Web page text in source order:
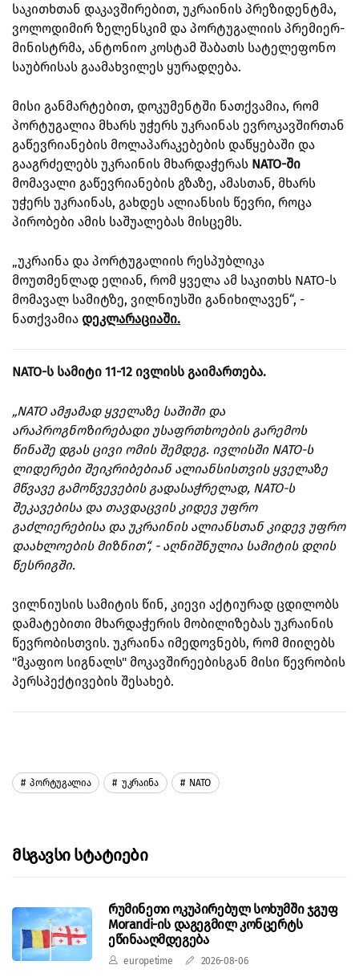
საკითხთან დაკავშირებით, უკრაინის პრეზიდენტმა,
ვოლოდიმირ ზელენსკიმ და პორტუგალიის პრემიერ-
მინისტრმა, ანტონიო კოსტამ შაბათს სატელეფონო
საუბრისას გაამახვილეს ყურადღება.
მისი განმარტებით, დოკუმენტში ნათქვამია, რომ
პორტუგალია მხარს უჭერს უკრაინას ევროკავშირთან
გაწევრიანების მოლაპარაკებების დაწყებაში და
გააგრძელებს უკრაინის მხარდაჭერას NATO-ში
მომავალი გაწევრიანების გზაზე, ამასთან, მხარს
უჭერს უკრაინას, გახდეს ალიანსის წევრი, როცა
პირობები ამის საშუალებას მისცემს.
„უკრაინა და პორტუგალიის რესპუბლიკა
მოუთმენლად ელიან, რომ ყველა ამ საკითხს NATO-ს
მომავალ სამიტზე, ვილნიუსში განიხილავენ“, -
ნათქვამია დეკლარაციაში.
NATO-ს სამიტი 11-12 ივლისს გაიმართება.
„NATO ამჟამად ყველაზე საშიში და
არაპროგნოზირებადი უსაფრთხოების გარემოს
წინაშე დგას ცივი ომის შემდეგ. ივლისში NATO-ს
ლიდერები შეიკრიბებიან ალიანსისთვის ყველაზე
მწვავე გამოწვევების გადასაჭრელად, NATO-ს
შეკავებისა და თავდაცვის კიდევ უფრო
გაძლიერებისა და უკრაინის ალიანსთან კიდევ უფრო
დაახლოების მიზნით“, - აღნიშნულია სამიტის დღის
წესრიგში.
ვილნიუსის სამიტის წინ, კიევი აქტიურად ცდილობს
დამატებითი მხარდაჭერის მობილიზებას უკრაინის
წევრობისთვის. უკრაინა იმედოვნებს, რომ მიიღებს
"მკაფიო სიგნალს" მოკავშირეებისგან მისი წევრობის
პერსპექტივების შესახებ.
Პორტუგალია Უკრაინა NATO
Მსგავსი Სტატიები
რუმინეთი ოკუპირებულ სოხუმში ჯგუფ
Morandi-ის დაგეგმილ კონცერტს
ეწინააღმდეგება
europetime 2026-08-06